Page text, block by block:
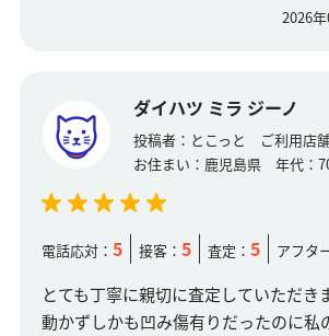
2026
ダイハツ ミラ ジーノ
投稿者： とこっと ご利用店
お住まい： 鹿児島県 年代：
電話応対： 5 接客： 5 査定： 5 アフタ
とても丁寧に親切に査定していただき
動かずしかも凹み傷有りだったのに私